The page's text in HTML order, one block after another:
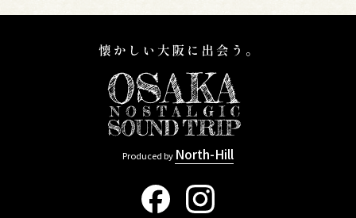
Produced by North-Hill